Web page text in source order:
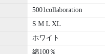
5001collaboration
S M L XL
ホワイト
綿100％